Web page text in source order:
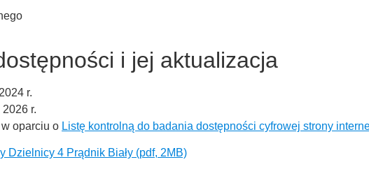
i jej aktualizacja
r.
r.
oparciu o Listę kontrolną do badania dostępności cyfrowej strony
Dzielnicy 4 Prądnik Biały (pdf, 2MB)